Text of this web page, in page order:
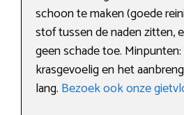
schoon te maken (goede
stof tussen de naden zitten,
geen schade toe.
krasgevoelig en het
lang. Bezoek ook onze